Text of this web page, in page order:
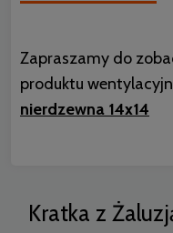
Zapraszamy do
produktu
nierdzewna 14x14
Kratka z